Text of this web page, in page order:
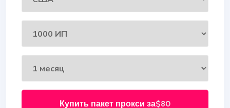
Купить пакет прокси за$80